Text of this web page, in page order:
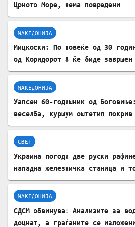
Црното Море, нема повредени
МАКЕДОНИЈА
Мицкоски: По повеќе од 30
од Коридорот 8 ќе биде завршен
МАКЕДОНИЈА
Уапсен 60-годишник од
веселба, куршум оштетил
СВЕТ
Украина погоди две руски
нападна железничка станица и
МАКЕДОНИЈА
СДСМ обвинува: Анализите за
доцнат, а граѓаните се